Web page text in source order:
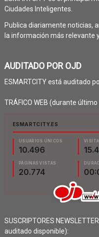
Ciudades Inteligentes.
Publica diariamente noticias,
la información más relevante
AUDITADO POR OJD
ESMARTCITY está auditado
TRÁFICO WEB (durante
SUSCRIPTORES
auditado disponible):